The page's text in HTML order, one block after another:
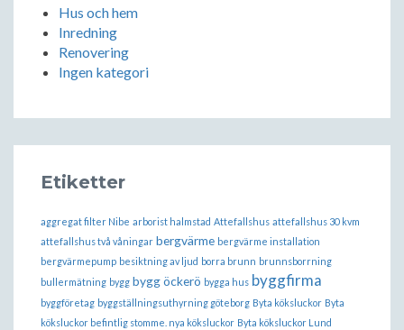
Hus och hem
Inredning
Renovering
Ingen kategori
Etiketter
aggregat filter Nibe arborist halmstad Attefallshus attefallshus 30 kvm
attefallshus två våningar bergvärme bergvärme installation
bergvärmepump besiktning av ljud borra brunn brunnsborrning
bullermätning bygg bygg öckerö bygga hus byggfirma
byggföretag byggställningsuthyrning göteborg Byta köksluckor Byta
köksluckor befintlig stomme. nya köksluckor Byta köksluckor Lund